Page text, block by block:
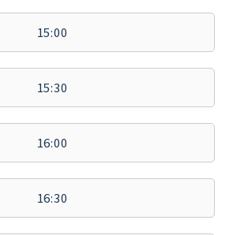
15:00
15:30
16:00
16:30